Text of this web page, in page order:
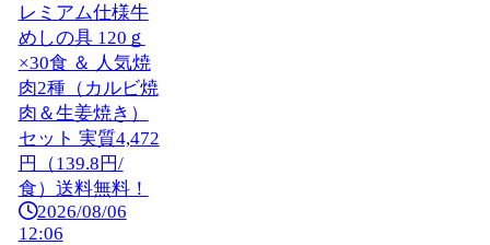
レミアム仕様牛
めしの具 120ｇ
×30食 ＆ 人気焼
肉2種（カルビ焼
肉＆生姜焼き）
セット 実質4,472
円（139.8円/
食）送料無料！
2026/08/06
12:06